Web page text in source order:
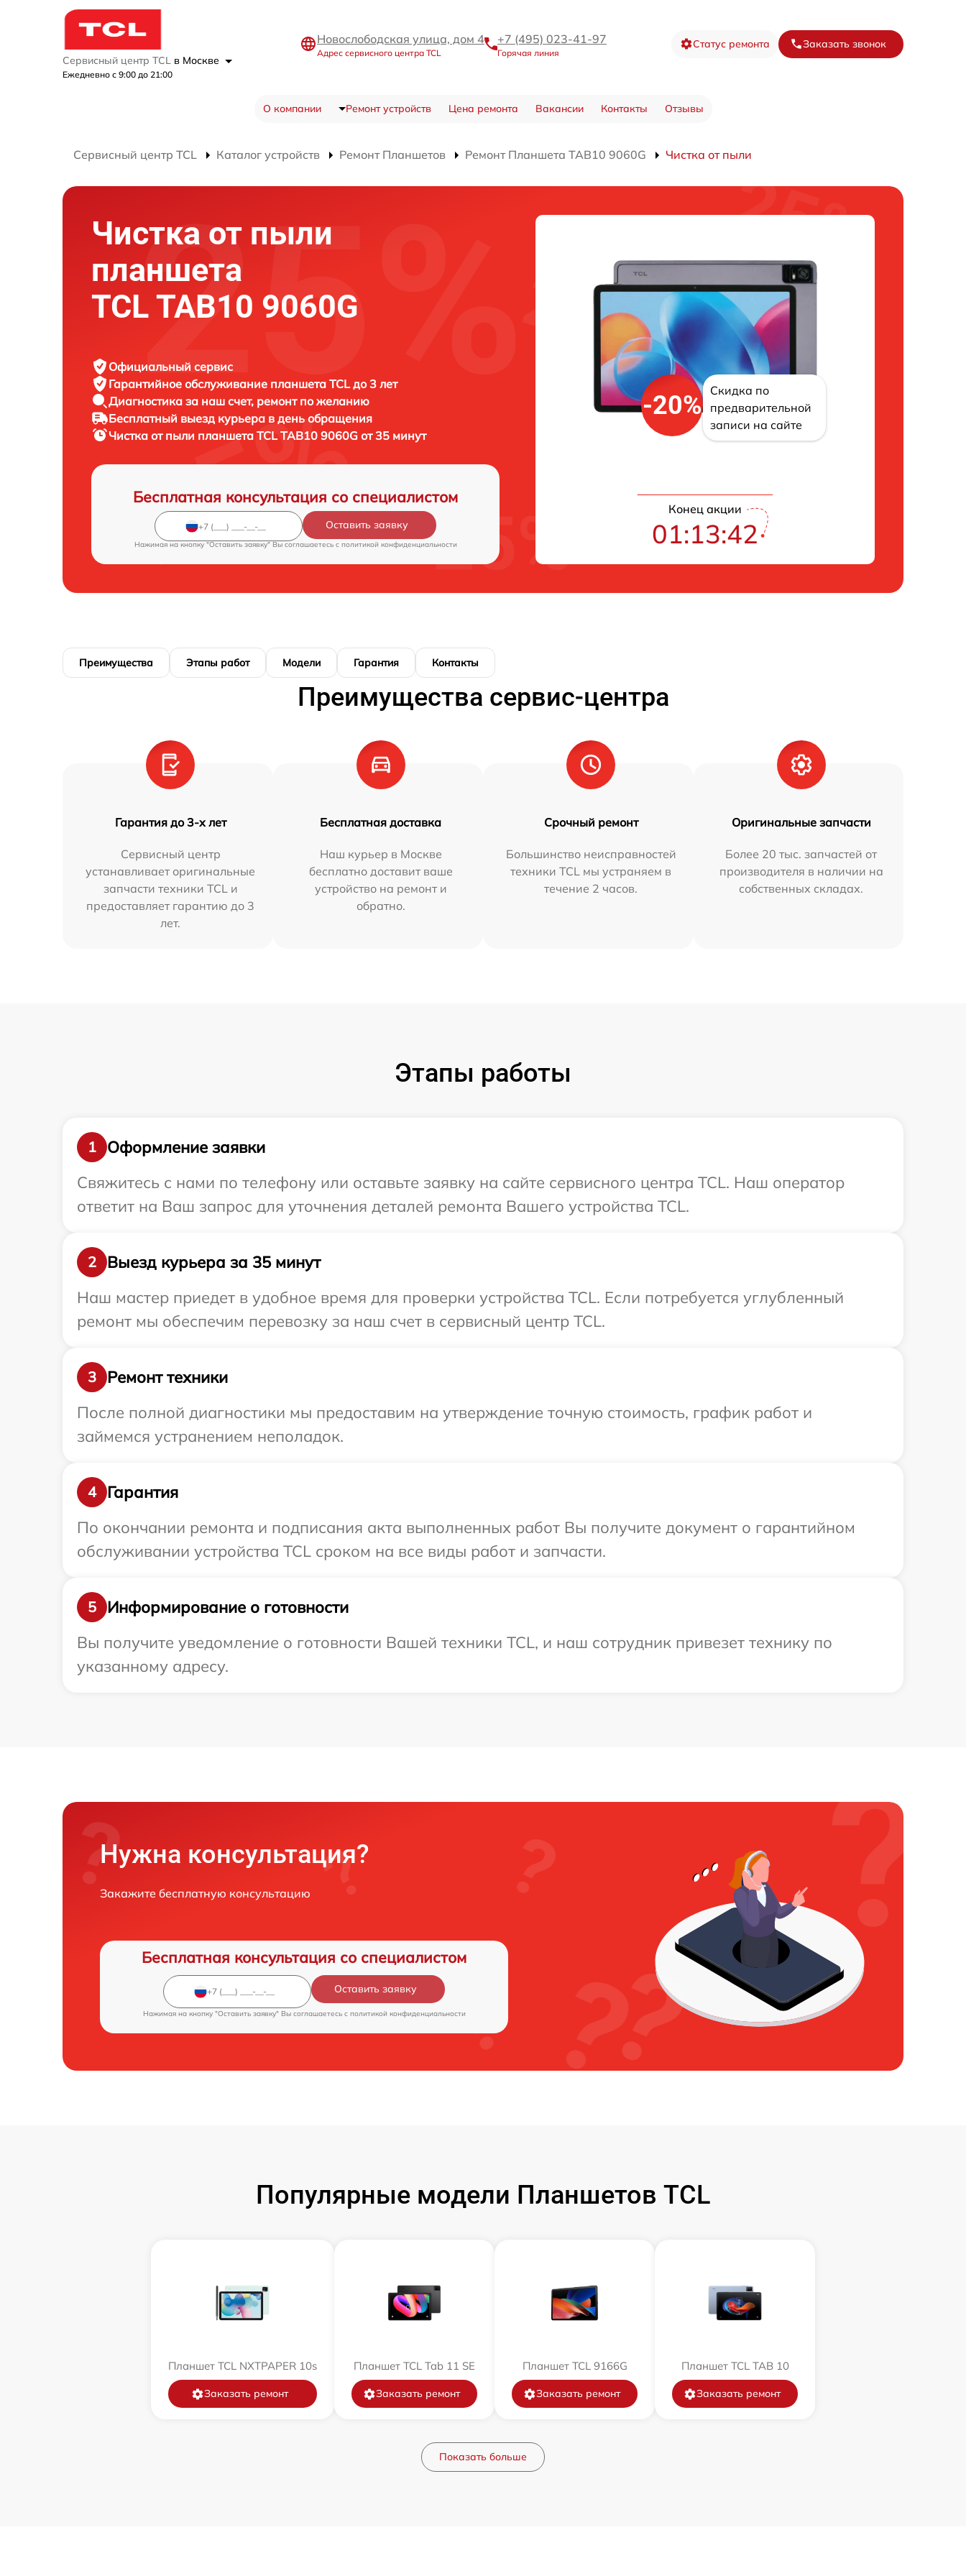
Сервисный центр TCL в Москве
Ежедневно с 9:00 до 21:00
Новослободская улица, дом 4
Адрес сервисного центра TCL
+7 (495) 023-41-97
Горячая линия
Статус ремонта Заказать звонок
О компании Ремонт устройств Цена ремонта Вакансии Контакты Отзывы
Сервисный центр TCL Каталог устройств Ремонт Планшетов Ремонт Планшета TAB10 9060G Чистка от пыли
Чистка от пыли
планшета
TCL TAB10 9060G
Официальный сервис
Гарантийное обслуживание планшета TCL до 3 лет
Диагностика за наш счет, ремонт по желанию
Бесплатный выезд курьера в день обращения
Чистка от пыли планшета TCL TAB10 9060G от 35 минут
Бесплатная консультация со специалистом
Оставить заявку
Нажимая на кнопку "Оставить заявку" Вы соглашаетесь c политикой конфиденциальности
-20%
Скидка по
предварительной
записи на сайте
Конец акции
01:13:41
Преимущества Этапы работ Модели Гарантия Контакты
Преимущества сервис-центра
Гарантия до 3-х лет
Сервисный центр
устанавливает оригинальные
запчасти техники TCL и
предоставляет гарантию до 3
лет.
Бесплатная доставка
Наш курьер в Москве
бесплатно доставит ваше
устройство на ремонт и
обратно.
Срочный ремонт
Большинство неисправностей
техники TCL мы устраняем в
течение 2 часов.
Оригинальные запчасти
Более 20 тыс. запчастей от
производителя в наличии на
собственных складах.
Этапы работы
1
Оформление заявки
Свяжитесь с нами по телефону или оставьте заявку на сайте сервисного центра TCL. Наш оператор
ответит на Ваш запрос для уточнения деталей ремонта Вашего устройства TCL.
2
Выезд курьера за 35 минут
Наш мастер приедет в удобное время для проверки устройства TCL. Если потребуется углубленный
ремонт мы обеспечим перевозку за наш счет в сервисный центр TCL.
3
Ремонт техники
После полной диагностики мы предоставим на утверждение точную стоимость, график работ и
займемся устранением неполадок.
4
Гарантия
По окончании ремонта и подписания акта выполненных работ Вы получите документ о гарантийном
обслуживании устройства TCL сроком на все виды работ и запчасти.
5
Информирование о готовности
Вы получите уведомление о готовности Вашей техники TCL, и наш сотрудник привезет технику по
указанному адресу.
Нужна консультация?
Закажите бесплатную консультацию
Бесплатная консультация со специалистом
Оставить заявку
Нажимая на кнопку "Оставить заявку" Вы соглашаетесь c политикой конфиденциальности
Популярные модели Планшетов TCL
Планшет TCL NXTPAPER 10s
Заказать ремонт
Планшет TCL Tab 11 SE
Заказать ремонт
Планшет TCL 9166G
Заказать ремонт
Планшет TCL TAB 10
Заказать ремонт
Показать больше